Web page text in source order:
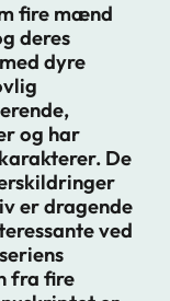
fire mænd
deres
dyre
og har
De
er dragende
ved
fra fire